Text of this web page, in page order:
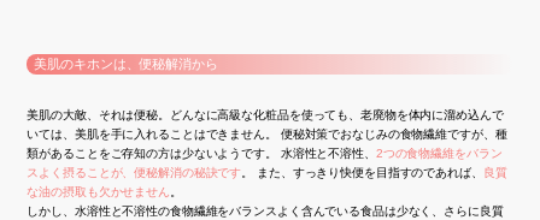
美肌のキホンは、便秘解消から
美肌の大敵、それは便秘。どんなに高級な化粧品を使っても、老廃物を体内に溜め込んで
いては、美肌を手に入れることはできません。 便秘対策でおなじみの食物繊維ですが、種
類があることをご存知の方は少ないようです。 水溶性と不溶性、 2つの食物繊維をバラン
スよく摂ることが、便秘解消の秘訣です。 また、すっきり快便を目指すのであれば、
良質
な油の摂取も欠かせません。
しかし、水溶性と不溶性の食物繊維をバランスよく含んでいる食品は少なく、さらに良質